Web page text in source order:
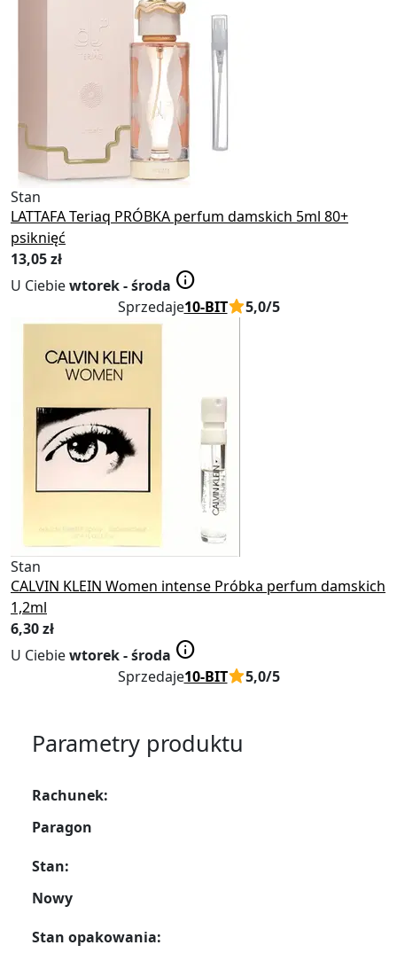
Stan
LATTAFA Teriaq PRÓBKA perfum damskich 5ml 80+
psiknięć
13,05 zł
U Ciebiewtorek - środa info
Sprzedaje10-BIT
5,0/5
ObserwowaneObserwuj
Stan
CALVIN KLEIN Women intense Próbka perfum damskich
1,2ml
6,30 zł
U Ciebiewtorek - środa info
Sprzedaje10-BIT 5,0/5
Parametry produktu
Rachunek:
Paragon
Stan:
Nowy
Stan opakowania: